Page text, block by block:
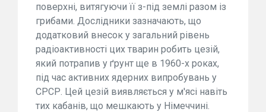
поверхні, витягуючи її з-під землі разом із
грибами. Дослідники зазначають, що
додатковий внесок у загальний рівень
радіоактивності цих тварин робить цезій,
який потрапив у ґрунт ще в 1960-х роках,
під час активних ядерних випробувань у
СРСР. Цей цезій виявляється у м'ясі навіть
тих кабанів, що мешкають у Німеччині.